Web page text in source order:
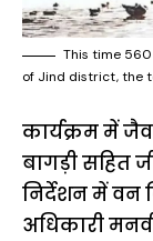
This time 560
of Jind district, the
कार्यक्रम में
बागड़ी सहित
निर्देशन में वन
अधिकारी